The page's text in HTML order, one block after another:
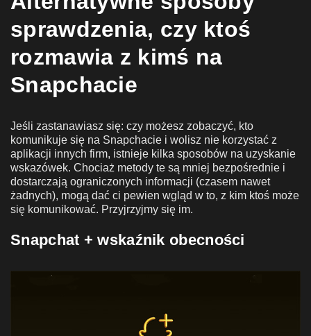
sprawdzenia, czy ktoś
rozmawia z kimś na
Snapchacie
Jeśli zastanawiasz się: czy możesz zobaczyć, kto
komunikuje się na Snapchacie i wolisz nie korzystać z
aplikacji innych firm, istnieje kilka sposobów na uzyskanie
wskazówek. Chociaż metody te są mniej bezpośrednie i
dostarczają ograniczonych informacji (czasem nawet
żadnych), mogą dać ci pewien wgląd w to, z kim ktoś może
się komunikować. Przyjrzyjmy się im.
Snapchat + wskaźnik obecności